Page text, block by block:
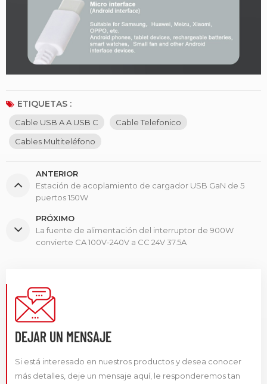
ETIQUETAS :
Cable USB A A USB C
Cable Telefonico
Cables Multiteléfono
ANTERIOR
Estación de acoplamiento de cargador USB GaN de 5
puertos 150W
PRÓXIMO
La fuente de alimentación del interruptor de 900W
convierte CA 100V-240V a CC 24V 37.5A
DEJAR UN MENSAJE
Si está interesado en nuestros productos y desea conocer
más detalles, deje un mensaje aquí, le responderemos tan